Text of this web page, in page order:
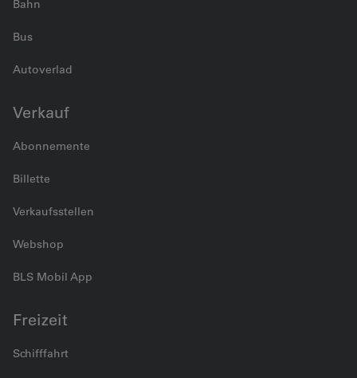
Bahn
Bus
Autoverlad
Verkauf
Abonnemente
Billette
Verkaufsstellen
Webshop
BLS Mobil App
Freizeit
Schifffahrt